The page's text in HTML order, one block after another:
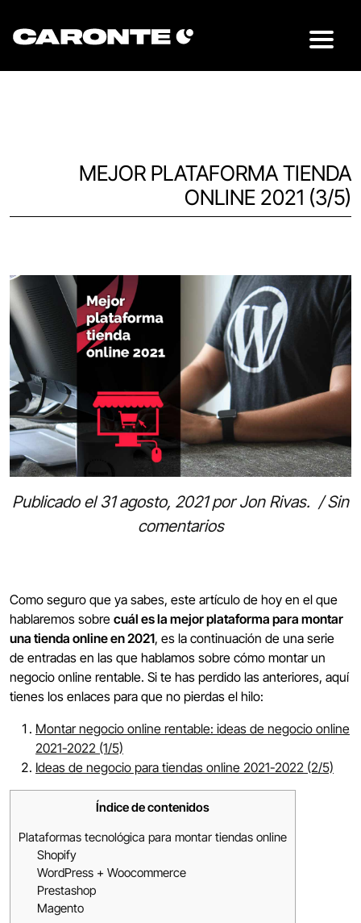
MEJOR PLATAFORMA TIENDA
ONLINE 2021 (3/5)
Publicado el31 agosto, 2021porJon Rivas. /Sin
comentarios
Como seguro que ya sabes, este artículo de hoy en el que
hablaremos sobre cuál es la mejor plataforma para montar
una tienda online en 2021, es la continuación de una serie
de entradas en las que hablamos sobre cómo montar un
negocio online rentable. Si te has perdido las anteriores, aquí
tienes los enlaces para que no pierdas el hilo:
Montar negocio online rentable: ideas de negocio online
2021-2022 (1/5)
Ideas de negocio para tiendas online 2021-2022 (2/5)
Índice de contenidos
Plataformas tecnológica para montar tiendas online
Shopify
WordPress + Woocommerce
Prestashop
Magento